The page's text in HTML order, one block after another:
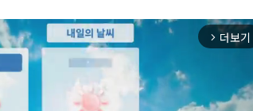
arrow_forward_ios 더보기